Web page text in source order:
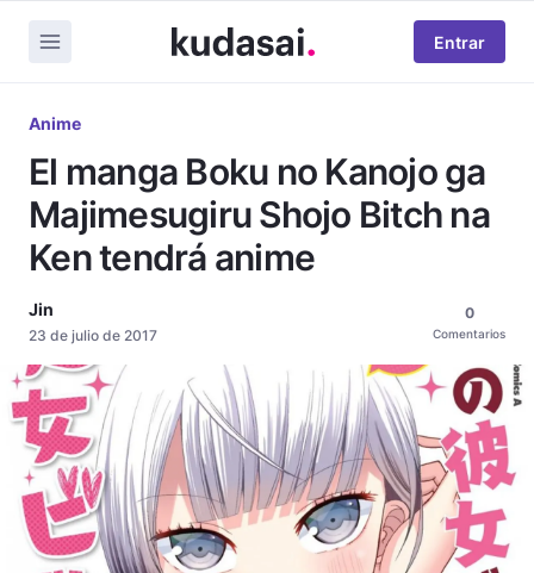
Entrar
Anime
El manga Boku no Kanojo ga
Majimesugiru Shojo Bitch na
Ken tendrá anime
Jin
23 de julio de 2017
0
Comentarios